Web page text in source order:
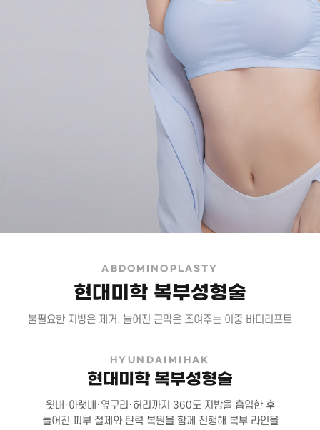
ABDOMINOPLASTY
현대미학 복부성형술
불필요한 지방은 제거, 늘어진 근막은 조여주는 이중 바디리프트
HYUNDAIMIHAK
현대미학 복부성형술
윗배·아랫배·옆구리·허리까지 360도 지방을 흡입한 후
늘어진 피부 절제와 탄력 복원을 함께 진행해 복부 라인을